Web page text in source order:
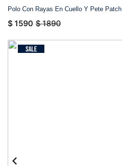
Polo Con Rayas En Cuello Y Pete Patch
$ 1590 $ 1890